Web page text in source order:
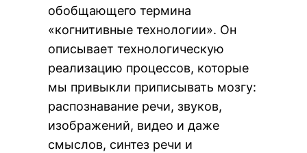
обобщающего термина
«когнитивные технологии». Он
описывает технологическую
реализацию процессов, которые
мы привыкли приписывать мозгу:
распознавание речи, звуков,
изображений, видео и даже
смыслов, синтез речи и